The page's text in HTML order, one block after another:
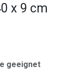
x 9 cm
geeignet